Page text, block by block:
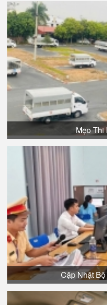
Mẹo Thi
Cập Nhật